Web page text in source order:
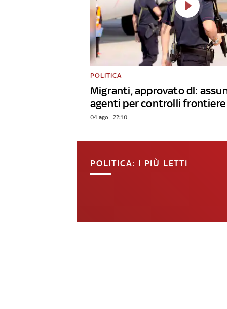
Migranti, approvato dl:
agenti per controlli frontiere
POLITICA
04 ago - 22:10
POLITICA: I PIÙ LETTI